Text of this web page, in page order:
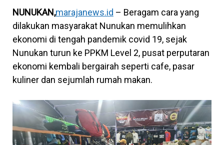
NUNUKAN,marajanews.id – Beragam cara yang
dilakukan masyarakat Nunukan memulihkan
ekonomi di tengah pandemik covid 19, sejak
Nunukan turun ke PPKM Level 2, pusat perputaran
ekonomi kembali bergairah seperti cafe, pasar
kuliner dan sejumlah rumah makan.